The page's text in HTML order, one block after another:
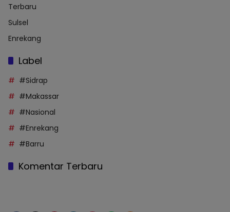
Terbaru
Sulsel
Enrekang
Label
#Sidrap
#Makassar
#Nasional
#Enrekang
#Barru
Komentar Terbaru